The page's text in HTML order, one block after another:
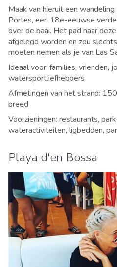
Maak van hieruit een
Portes, een 18e-eeuwse
over de baai. Het pad naar
afgelegd worden en zou
moeten nemen als je van Las
Ideaal voor: families, vrienden,
watersportliefhebbers
Afmetingen van het strand:
breed
Voorzieningen: restaurants,
wateractiviteiten, ligbedden,
Playa d'en Bossa